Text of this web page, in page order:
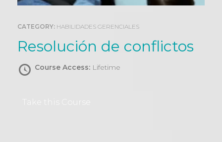
CATEGORY: HABILIDADES GERENCIALES
Resolución de conflictos
Course Access: Lifetime
Take this Course